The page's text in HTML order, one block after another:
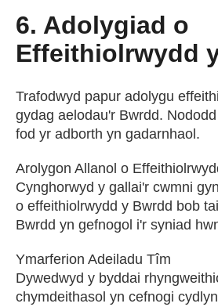
6. Adolygiad o
Effeithiolrwydd
Trafodwyd papur adolygu
gydag aelodau'r Bwrdd.
fod yr adborth yn gadarnhaol.
Arolygon Allanol o
Cynghorwyd y gallai'r cwmni
o effeithiolrwydd y Bwrdd bob
Bwrdd yn gefnogol i'r syniad
Ymarferion Adeiladu Tîm
Dywedwyd y byddai
chymdeithasol yn cefnogi